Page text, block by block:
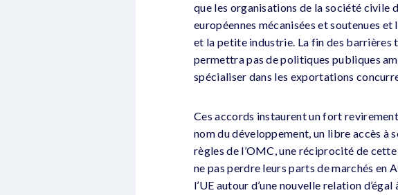
que les organisations de la société civile
européennes mécanisées et soutenues
et la petite industrie. La fin des
permettra pas de politiques publiques
spécialiser dans les exportations
Ces accords instaurent un fort
nom du développement, un libre accès à
règles de l’OMC, une réciprocité de
ne pas perdre leurs parts de marchés en
l’UE autour d’une nouvelle relation